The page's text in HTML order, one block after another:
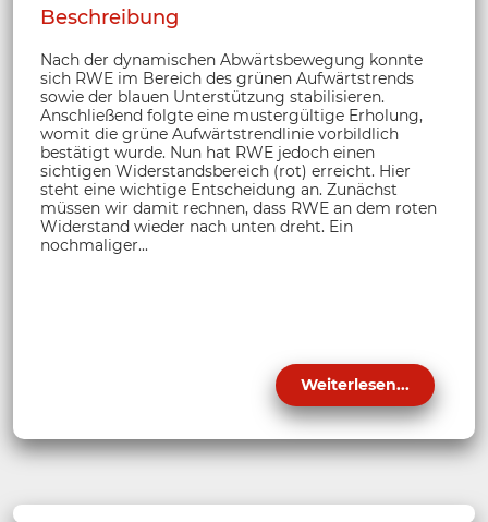
Beschreibung
Nach der dynamischen Abwärtsbewegung konnte
sich RWE im Bereich des grünen Aufwärtstrends
sowie der blauen Unterstützung stabilisieren.
Anschließend folgte eine mustergültige Erholung,
womit die grüne Aufwärtstrendlinie vorbildlich
bestätigt wurde. Nun hat RWE jedoch einen
sichtigen Widerstandsbereich (rot) erreicht. Hier
steht eine wichtige Entscheidung an. Zunächst
müssen wir damit rechnen, dass RWE an dem roten
Widerstand wieder nach unten dreht. Ein
nochmaliger...
Weiterlesen...